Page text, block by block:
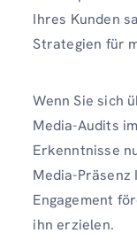
Ihres Kunden
Strategien für
Wenn Sie sich
Media-Audits
Erkenntnisse
Media-
Engagement
ihn erzielen.